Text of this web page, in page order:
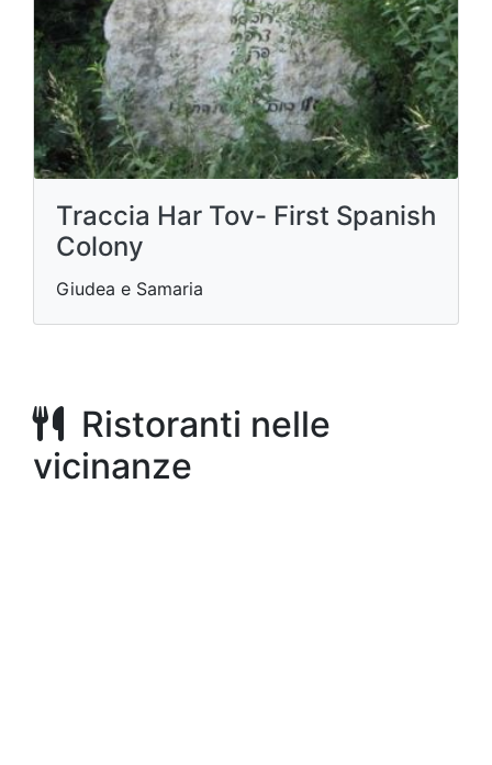
Traccia Har Tov- First Spanish
Colony
Giudea e Samaria
Ristoranti nelle
vicinanze